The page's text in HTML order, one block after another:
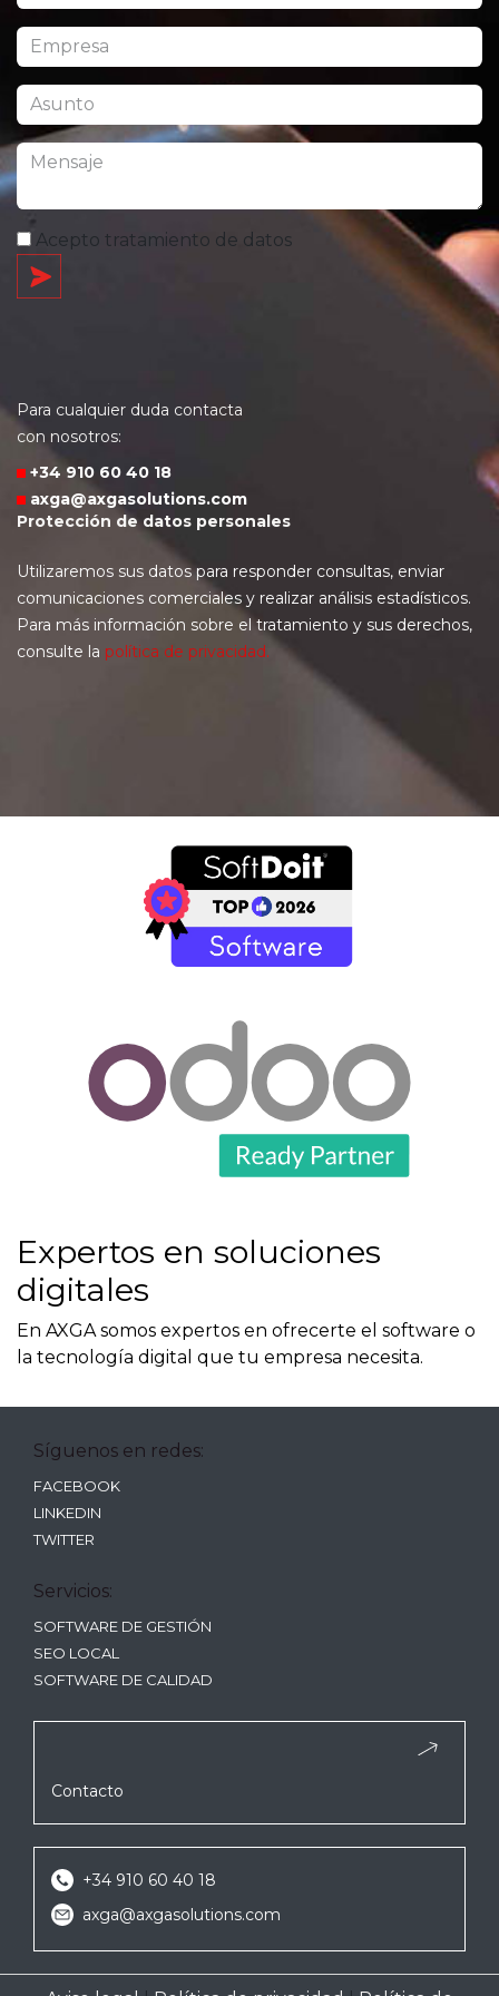
Acepto tratamiento de datos
Para cualquier duda contacta
con nosotros:
+34 910 60 40 18
axga@axgasolutions.com
Protección de datos personales
Utilizaremos sus datos para responder consultas, enviar
comunicaciones comerciales y realizar análisis estadísticos.
Para más información sobre el tratamiento y sus derechos,
consulte la política de privacidad.
Expertos en soluciones
digitales
En AXGA somos expertos en ofrecerte el software o
la tecnología digital que tu empresa necesita.
Síguenos en redes:
FACEBOOK
LINKEDIN
TWITTER
Servicios:
SOFTWARE DE GESTIÓN
SEO LOCAL
SOFTWARE DE CALIDAD
Contacto
+34 910 60 40 18
axga@axgasolutions.com